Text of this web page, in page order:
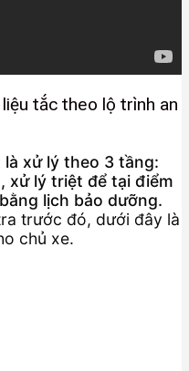
tắc theo lộ trình an
là xử lý theo 3 tầng:
xử lý triệt để tại điểm
lịch bảo dưỡng.
trước đó, dưới đây là
chủ xe.